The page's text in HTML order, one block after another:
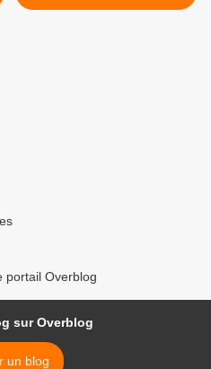
portail Overblog
sur Overblog
un blog